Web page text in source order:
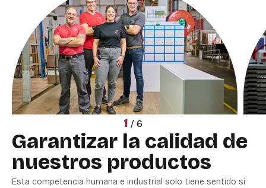
1 / 6
Garantizar la calidad de
nuestros productos
Esta competencia humana e industrial solo tiene sentido si